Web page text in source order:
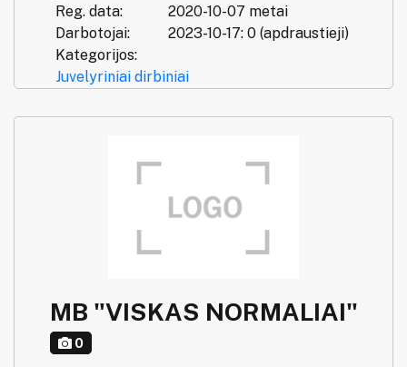
Reg. data:
2020-10-07 metai
Darbotojai:
2023-10-17: 0 (apdraustieji)
Kategorijos:
Juvelyriniai dirbiniai
MB "VISKAS NORMALIAI"
0